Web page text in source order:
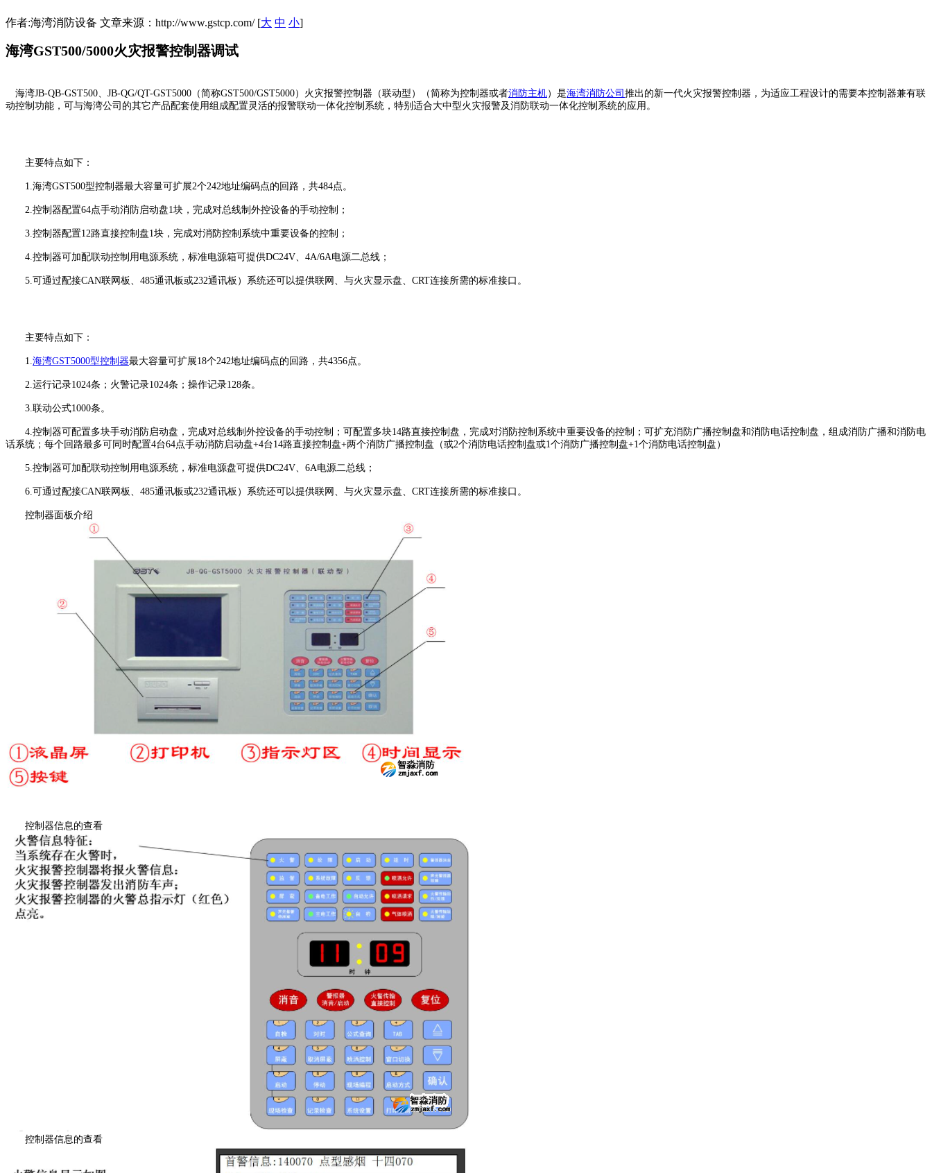
作者:海湾消防设备 文章来源：http://www.gstcp.com/ [大 中 小]
海湾GST500/5000火灾报警控制器调试
海湾JB-QB-GST500、JB-QG/QT-GST5000（简称GST500/GST5000）火灾报警控制器（联动型）（简称为控制器或者消防主机）是海湾消防公司 推出的新一代火灾报警控制器，为适应工程设计的需要本控制器兼有联
动控制功能，可与海湾公司的其它产品配套使用组成配置灵活的报警联动一体化控制系统，特别适合大中型火灾报警及消防联动一体化控制系统的应用。
主要特点如下：
1.海湾GST500型控制器最大容量可扩展2个242地址编码点的回路，共484点。
2.控制器配置64点手动消防启动盘1块，完成对总线制外控设备的手动控制；
3.控制器配置12路直接控制盘1块，完成对消防控制系统中重要设备的控制；
4.控制器可加配联动控制用电源系统，标准电源箱可提供DC24V、4A/6A电源二总线；
5.可通过配接CAN联网板、485通讯板或232通讯板）系统还可以提供联网、与火灾显示盘、CRT连接所需的标准接口。
主要特点如下：
1. 海湾GST5000型控制器最大容量可扩展18个242地址编码点的回路，共4356点。
2.运行记录1024条；火警记录1024条；操作记录128条。
3.联动公式1000条。
4.控制器可配置多块手动消防启动盘，完成对总线制外控设备的手动控制；可配置多块14路直接控制盘，完成对消防控制系统中重要设备的控制；可扩充消防广播控制盘和消防电话控制盘，组成消防广播和消防电
话系统；每个回路最多可同时配置4台64点手动消防启动盘+4台14路直接控制盘+两个消防广播控制盘（或2个消防电话控制盘或1个消防广播控制盘+1个消防电话控制盘）
5.控制器可加配联动控制用电源系统，标准电源盘可提供DC24V、6A电源二总线；
6.可通过配接CAN联网板、485通讯板或232通讯板）系统还可以提供联网、与火灾显示盘、CRT连接所需的标准接口。
控制器面板介绍
控制器信息的查看
控制器信息的查看